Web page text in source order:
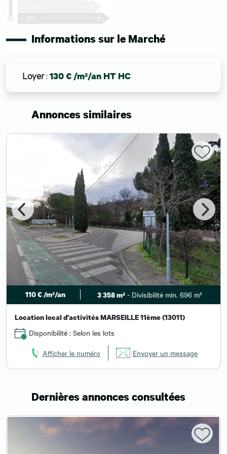
Informations sur le Marché
Loyer: 130 € /m²/an HT HC
Annonces similaires
110 € /m²/an 3 358 m² - Divisibilité min. 696 m²
Location local d'activités MARSEILLE 11ème (13011)
Disponibilité : Selon les lots
Afficher le numéro Envoyer un message
Dernières annonces consultées